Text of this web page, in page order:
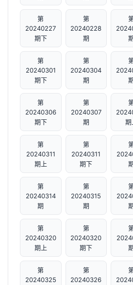
第
20240227
期下
第
20240228
期
第
20240301
期下
第
20240304
期
第
20240306
期下
第
20240307
期
期
第
20240311
期上
第
20240311
期下
第
20240314
期
第
20240315
期
第
20240320
期上
第
20240320
期下
第
20240325
第
20240326